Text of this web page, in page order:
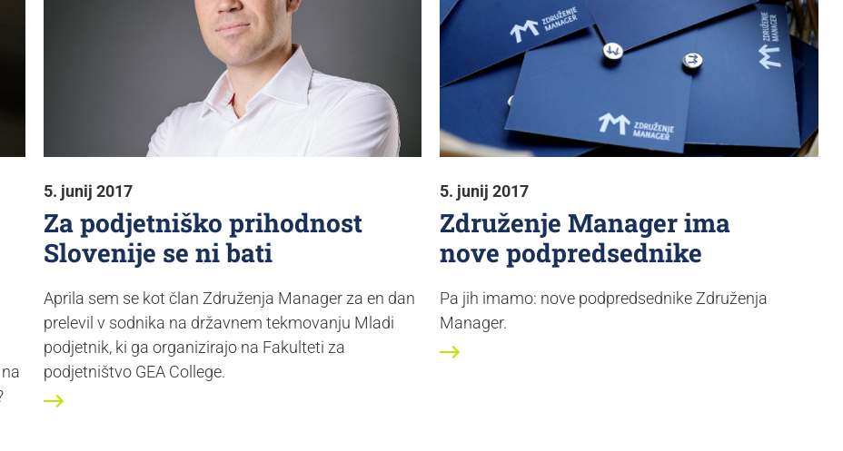
5. junij 2017
Za podjetniško prihodnost
Slovenije se ni bati
Aprila sem se kot član Združenja Manager za en dan
prelevil v sodnika na državnem tekmovanju Mladi
podjetnik, ki ga organizirajo na Fakulteti za
podjetništvo GEA College.
5. junij 2017
Združenje Manager ima
nove podpredsednike
Pa jih imamo: nove podpredsednike Združenja
Manager.